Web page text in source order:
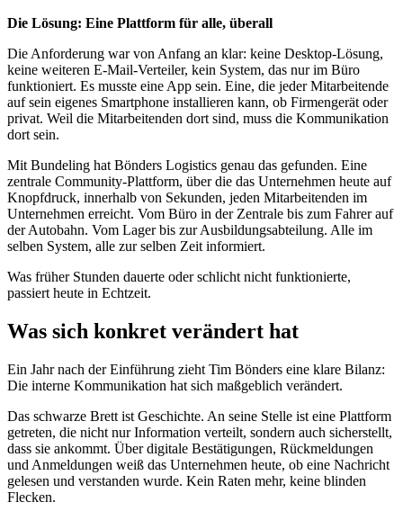
Die Lösung: Eine Plattform für alle, überall
Die Anforderung war von Anfang an klar: keine Desktop-Lösung,
keine weiteren E-Mail-Verteiler, kein System, das nur im Büro
funktioniert. Es musste eine App sein. Eine, die jeder Mitarbeitende
auf sein eigenes Smartphone installieren kann, ob Firmengerät oder
privat. Weil die Mitarbeitenden dort sind, muss die Kommunikation
dort sein.
Mit Bundeling hat Bönders Logistics genau das gefunden. Eine
zentrale Community-Plattform, über die das Unternehmen heute auf
Knopfdruck, innerhalb von Sekunden, jeden Mitarbeitenden im
Unternehmen erreicht. Vom Büro in der Zentrale bis zum Fahrer auf
der Autobahn. Vom Lager bis zur Ausbildungsabteilung. Alle im
selben System, alle zur selben Zeit informiert.
Was früher Stunden dauerte oder schlicht nicht funktionierte,
passiert heute in Echtzeit.
Was sich konkret verändert hat
Ein Jahr nach der Einführung zieht Tim Bönders eine klare Bilanz:
Die interne Kommunikation hat sich maßgeblich verändert.
Das schwarze Brett ist Geschichte. An seine Stelle ist eine Plattform
getreten, die nicht nur Information verteilt, sondern auch sicherstellt,
dass sie ankommt. Über digitale Bestätigungen, Rückmeldungen
und Anmeldungen weiß das Unternehmen heute, ob eine Nachricht
gelesen und verstanden wurde. Kein Raten mehr, keine blinden
Flecken.